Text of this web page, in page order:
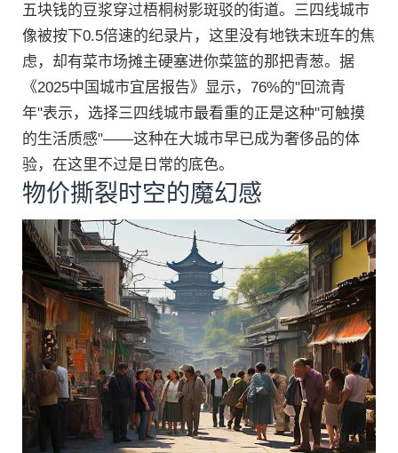
五块钱的豆浆穿过梧桐树影斑驳的街道。三四线城市
像被按下0.5倍速的纪录片，这里没有地铁末班车的焦
虑，却有菜市场摊主硬塞进你菜篮的那把青葱。据
《2025中国城市宜居报告》显示，76%的"回流青
年"表示，选择三四线城市最看重的正是这种"可触摸
的生活质感"——这种在大城市早已成为奢侈品的体
验，在这里不过是日常的底色。
物价撕裂时空的魔幻感